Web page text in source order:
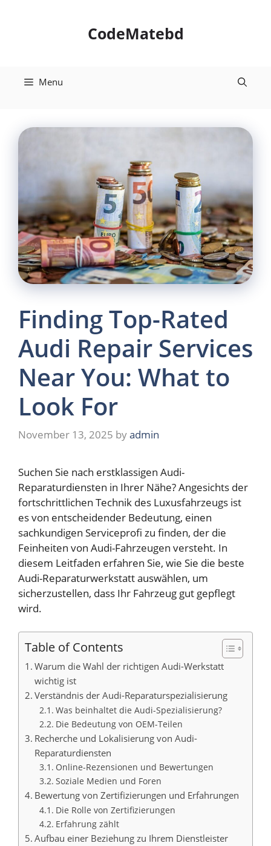
CodeMatebd
Menu
Finding Top-Rated
Audi Repair Services
Near You: What to
Look For
November 13, 2025 byadmin
Suchen Sie nach erstklassigen Audi-
Reparaturdiensten in Ihrer Nähe? Angesichts der
fortschrittlichen Technik des Luxusfahrzeugs ist
es von entscheidender Bedeutung, einen
sachkundigen Serviceprofi zu finden, der die
Feinheiten von Audi-Fahrzeugen versteht. In
diesem Leitfaden erfahren Sie, wie Sie die beste
Audi-Reparaturwerkstatt auswählen, um
sicherzustellen, dass Ihr Fahrzeug gut gepflegt
wird.
Table of Contents
Warum die Wahl der richtigen Audi-Werkstatt
wichtig ist
Verständnis der Audi-Reparaturspezialisierung
Was beinhaltet die Audi-Spezialisierung?
Die Bedeutung von OEM-Teilen
Recherche und Lokalisierung von Audi-
Reparaturdiensten
Online-Rezensionen und Bewertungen
Soziale Medien und Foren
Bewertung von Zertifizierungen und Erfahrungen
Die Rolle von Zertifizierungen
Erfahrung zählt
Aufbau einer Beziehung zu Ihrem Dienstleister